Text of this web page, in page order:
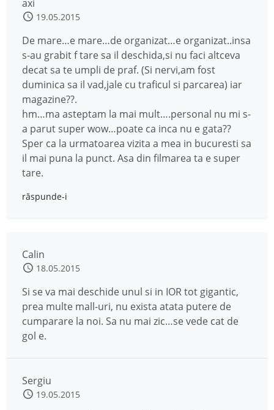
axi
19.05.2015
De mare…e mare…de organizat…e organizat..insa
s-au grabit f tare sa il deschida,si nu faci altceva
decat sa te umpli de praf. (Si nervi,am fost
duminica sa il vad,jale cu traficul si parcarea) iar
magazine??.
hm…ma asteptam la mai mult….personal nu mi s-
a parut super wow…poate ca inca nu e gata??
Sper ca la urmatoarea vizita a mea in bucuresti sa
il mai puna la punct. Asa din filmarea ta e super
tare.
răspunde-i
Calin
18.05.2015
Si se va mai deschide unul si in IOR tot gigantic,
prea multe mall-uri, nu exista atata putere de
cumparare la noi. Sa nu mai zic…se vede cat de
gol e.
Sergiu
19.05.2015